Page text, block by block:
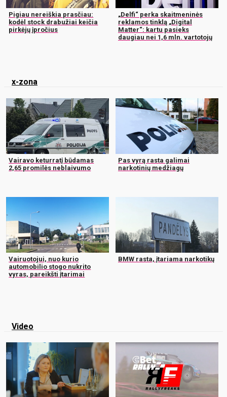
Pigiau nereiškia prasčiau:
kodėl stock drabužiai keičia
pirkėjų įpročius
„Delfi“ perka skaitmeninės
reklamos tinklą „Digital
Matter“: kartu pasieks
daugiau nei 1,6 mln. vartotojų
x-zona
Vairavo keturratį būdamas
2,65 promilės neblaivumo
Pas vyrą rasta galimai
narkotinių medžiagų
Vairuotojui, nuo kurio
automobilio stogo nukrito
vyras, pareikšti įtarimai
BMW rasta, įtariama narkotikų
Video